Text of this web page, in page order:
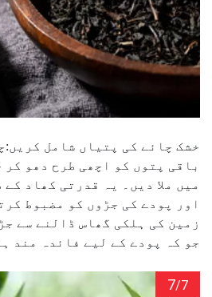
خشک چائے کی پتیاں شامل
باقی پتوں کو اچھی طرح دھو کر
میں ملا دیں۔ یہ قدرتی کھاد
اور پودے کی جڑوں کو مضبوط
زمین کی ہلکی گھاس ڈالنے سے
جو کہ پودے کے لیے فائدہ مند
7/7